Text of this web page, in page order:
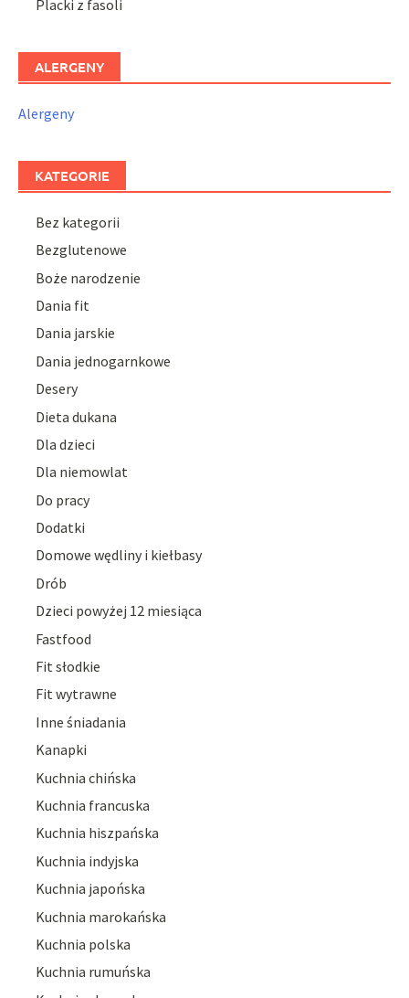
Placki z fasoli
ALERGENY
Alergeny
KATEGORIE
Bez kategorii
Bezglutenowe
Boże narodzenie
Dania fit
Dania jarskie
Dania jednogarnkowe
Desery
Dieta dukana
Dla dzieci
Dla niemowlat
Do pracy
Dodatki
Domowe wędliny i kiełbasy
Drób
Dzieci powyżej 12 miesiąca
Fastfood
Fit słodkie
Fit wytrawne
Inne śniadania
Kanapki
Kuchnia chińska
Kuchnia francuska
Kuchnia hiszpańska
Kuchnia indyjska
Kuchnia japońska
Kuchnia marokańska
Kuchnia polska
Kuchnia rumuńska